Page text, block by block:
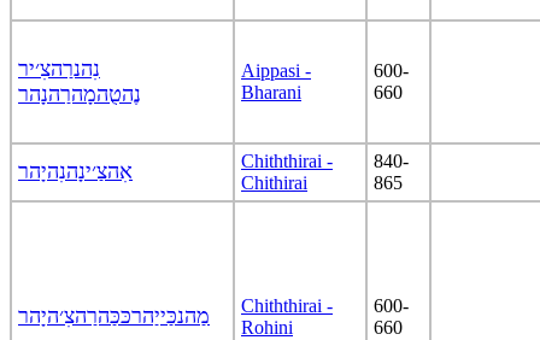
נִהנרַהצִ׳יר
נֶהטֻהמָהרַהנָהר
Aippasi -
Bharani
600-
660
אִהצַ׳ינָהנִהיָהר
Chiththirai -
Chithirai
840-
865
מַהנכַּייַהרכּכַּהרַהצִ׳היָהר
Chiththirai -
Rohini
600-
660